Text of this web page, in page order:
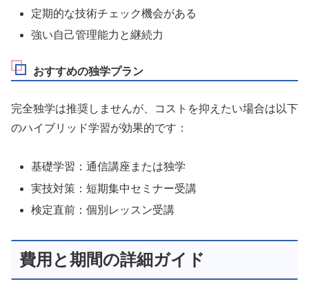
定期的な技術チェック機会がある
強い自己管理能力と継続力
おすすめの独学プラン
完全独学は推奨しませんが、コストを抑えたい場合は以下
のハイブリッド学習が効果的です：
基礎学習：通信講座または独学
実技対策：短期集中セミナー受講
検定直前：個別レッスン受講
費用と期間の詳細ガイド